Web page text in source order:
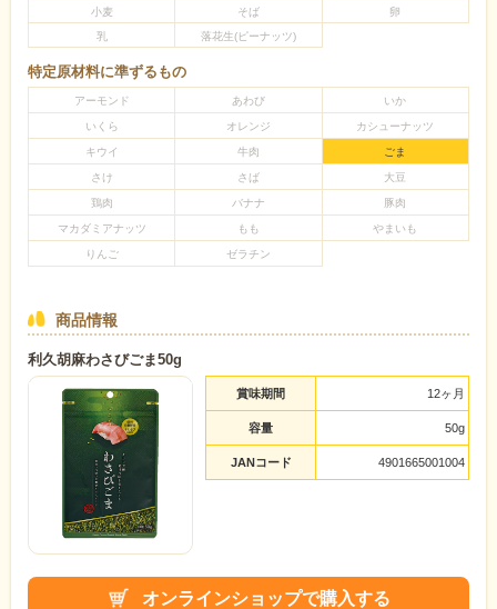
小麦
そば
卵
乳
落花生(ピーナッツ)
特定原材料に準ずるもの
アーモンド あわび いか
いくら オレンジ カシューナッツ
キウイ 牛肉 ごま
さけ さば 大豆
鶏肉 バナナ 豚肉
マカダミアナッツ もも やまいも
りんご ゼラチン
商品情報
利久胡麻わさびごま50g
賞味期間 12ヶ月
容量 50g
JANコード 4901665001004
オンラインショップで購入する